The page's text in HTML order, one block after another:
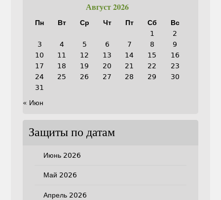
Август 2026
Пн Вт Ср Чт Пт Сб
Вс
1
2
3
4 5 6 7 8
9
10
11 12 13 14 15
16
17
18 19 20 21 22
23
24
25 26 27 28 29
30
31
« Июн
Защиты по датам
Июнь 2026
Май 2026
Апрель 2026